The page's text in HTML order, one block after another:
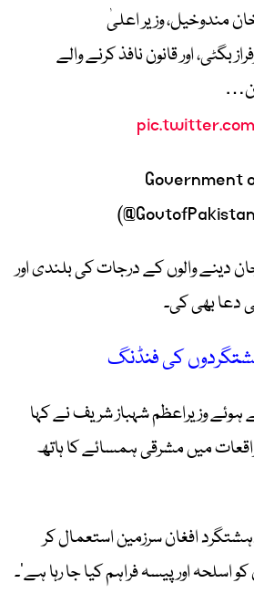
مندوخیل، وزیر اعلیٰ
بگٹی، اور قانون نافذ کرنے والے
—
دینے والوں کے درجات کی بلندی اور
دعا بھی کی۔
کی فنڈنگ
وزیراعظم شہباز شریف نے کہا
میں مشرقی ہمسائے کا ہاتھ
افغان سرزمین استعمال کر
اسلحہ اور پیسہ فراہم کیا جا رہا ہے’۔